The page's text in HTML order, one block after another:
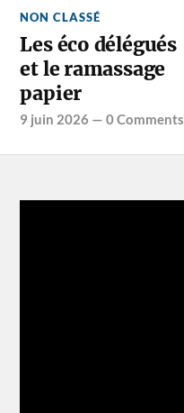
NON CLASSÉ
Les éco délégués
et le ramassage
papier
9 juin 2026 —0 Comments